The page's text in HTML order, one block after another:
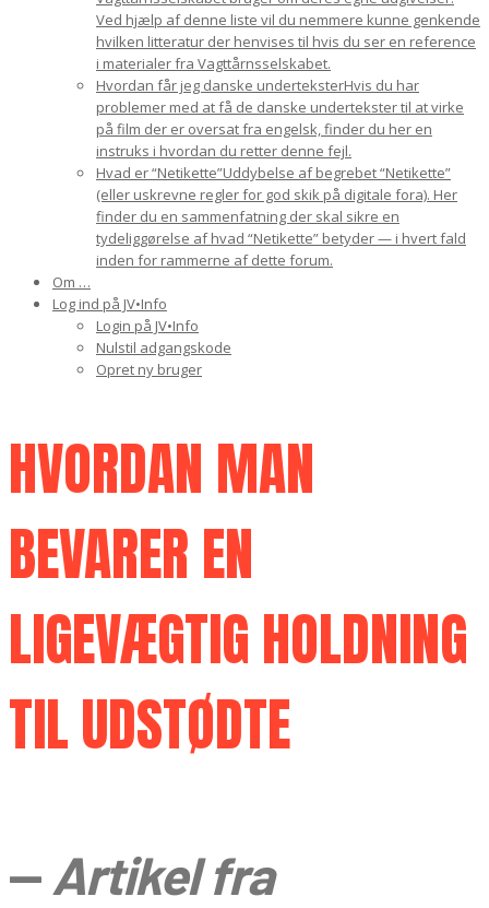
Ved hjælp af denne liste vil du nemmere kunne genkende
hvilken litteratur der henvises til hvis du ser en reference
i materialer fra Vagttårnsselskabet.
Hvordan får jeg danske underteksterHvis du har
problemer med at få de danske undertekster til at virke
på film der er oversat fra engelsk, finder du her en
instruks i hvordan du retter denne fejl.
Hvad er “Netikette”Uddybelse af begrebet “Netikette”
(eller uskrevne regler for god skik på digitale fora). Her
finder du en sammenfatning der skal sikre en
tydeliggørelse af hvad “Netikette” betyder — i hvert fald
inden for rammerne af dette forum.
Om …
Log ind på JV•Info
Login på JV•Info
Nulstil adgangskode
Opret ny bruger
HVORDAN MAN
BEVARER EN
LIGEVÆGTIG HOLDNING
TIL UDSTØDTE
—Artikel fra